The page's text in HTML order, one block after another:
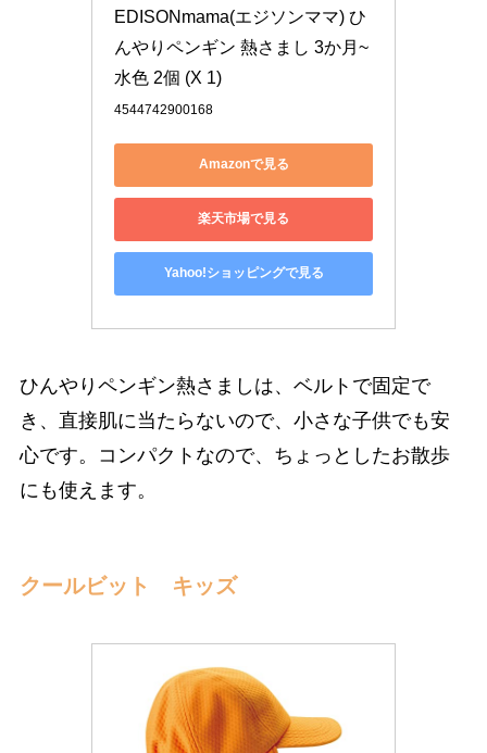
EDISONmama(エジソンママ) ひ
んやりペンギン 熱さまし 3か月~
水色 2個 (X 1)
4544742900168
Amazonで見る
楽天市場で見る
Yahoo!ショッピングで見る
ひんやりペンギン熱さましは、ベルトで固定で
き、直接肌に当たらないので、小さな子供でも安
心です。コンパクトなので、ちょっとしたお散歩
にも使えます。
クールビット キッズ